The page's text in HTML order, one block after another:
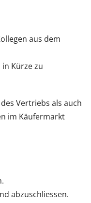
aus dem
Kürze zu
Vertriebs als auch
im Käufermarkt
abzuschliessen.